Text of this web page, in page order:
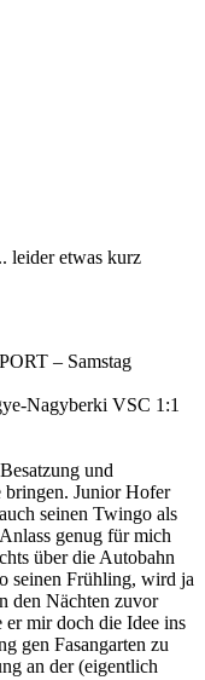
leider etwas kurz
– Samstag
Nagyberki VSC 1:1
und
bringen. Junior Hofer
seinen Twingo als
genug für mich
über die Autobahn
seinen Frühling, wird ja
den Nächten zuvor
er mir doch die Idee ins
gen Fasangarten zu
an der (eigentlich